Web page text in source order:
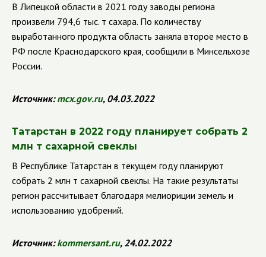
В Липецкой области в 2021 году заводы региона
произвели 794,6 тыс. т сахара. По количеству
выработанного продукта область заняла второе место в
РФ после Краснодарского края, сообщили в Минсельхозе
России.
Источник:mcx.gov.ru, 04.03.2022
Татарстан в 2022 году планирует собрать 2
млн т сахарной свеклы
В Республике Татарстан в текущем году планируют
собрать 2 млн т сахарной свеклы. На такие результаты
регион рассчитывает благодаря мелиориции земель и
использованию удобрений.
Источник:kommersant.ru, 24.02.2022